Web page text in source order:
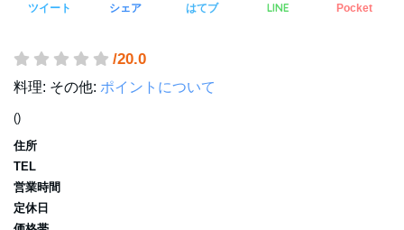
ツイート シェア はてブ LINE Pocket
/20.0
料理: その他: ポイントについて
()
住所
TEL
営業時間
定休日